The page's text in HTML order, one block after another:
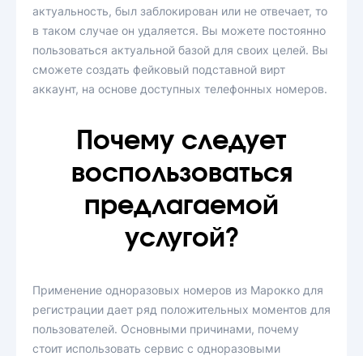
актуальность, был заблокирован или не отвечает, то
в таком случае он удаляется. Вы можете постоянно
пользоваться актуальной базой для своих целей. Вы
сможете создать фейковый подставной вирт
аккаунт, на основе доступных телефонных номеров.
Почему следует
воспользоваться
предлагаемой
услугой?
Применение одноразовых номеров из Марокко для
регистрации дает ряд положительных моментов для
пользователей. Основными причинами, почему
стоит использовать сервис с одноразовыми